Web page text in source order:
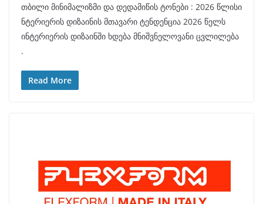
თბილი მინიმალიზმი და დედამიწის ტონები : 2026 წლისი
ნტერიერის დიზაინის მთავარი ტენდენცია 2026 წელს
ინტერიერის დიზაინში ხდება მნიშვნელოვანი ცვლილება
.
Read More